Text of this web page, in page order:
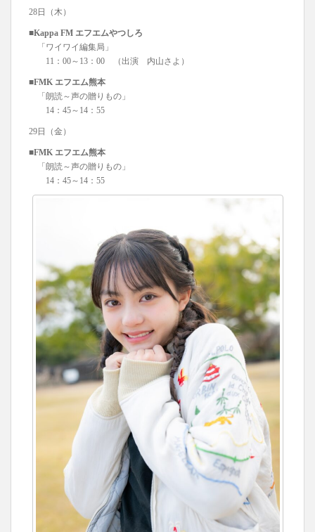
28日（木）
■Kappa FM エフエムやつしろ
「ワイワイ編集局」
11：00～13：00 （出演 内山さよ）
■FMK エフエム熊本
「朗読～声の贈りもの」
14：45～14：55
29日（金）
■FMK エフエム熊本
「朗読～声の贈りもの」
14：45～14：55